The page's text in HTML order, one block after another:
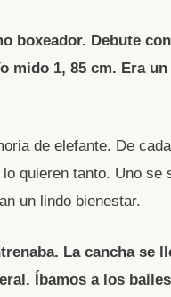
boxeador. Debute
mido 1, 85 cm. Era
de elefante. De
quieren tanto. Uno se
un lindo bienestar.
La cancha se
Íbamos a los